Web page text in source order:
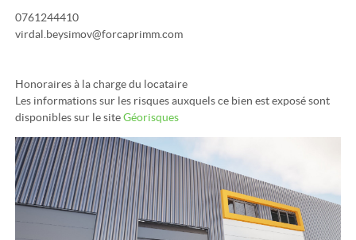
0761244410
virdal.beysimov@forcaprimm.com
Honoraires à la charge du locataire
Les informations sur les risques auxquels ce bien est exposé sont
disponibles sur le siteGéorisques